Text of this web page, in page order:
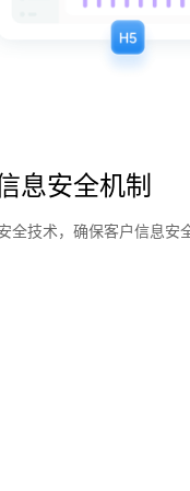
息安全机制
全技术，确保客户信息安